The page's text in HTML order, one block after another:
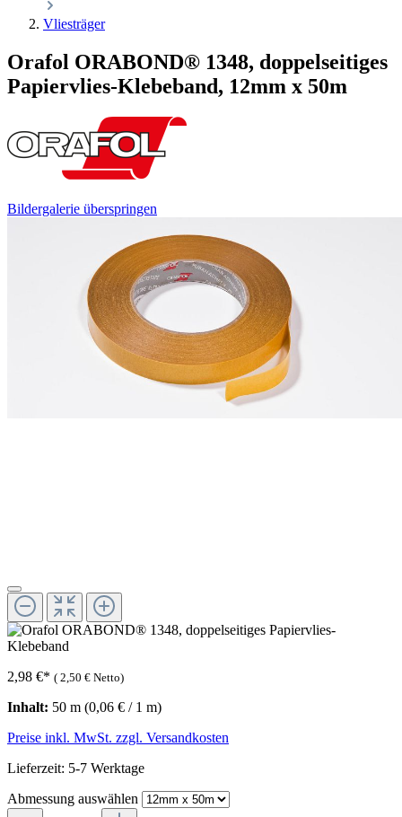
Vliesträger
Orafol ORABOND® 1348, doppelseitiges
Papiervlies-Klebeband, 12mm x 50m
Bildergalerie überspringen
2,98 €* ( 2,50 € Netto)
Inhalt: 50 m (0,06 € / 1 m)
Preise inkl. MwSt. zzgl. Versandkosten
Lieferzeit: 5-7 Werktage
Abmessung auswählen